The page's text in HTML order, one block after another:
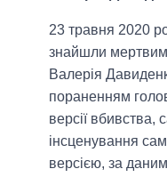
23 травня 2020
знайшли
Валерія
пораненням
версії вбивства,
інсценування
версією, за